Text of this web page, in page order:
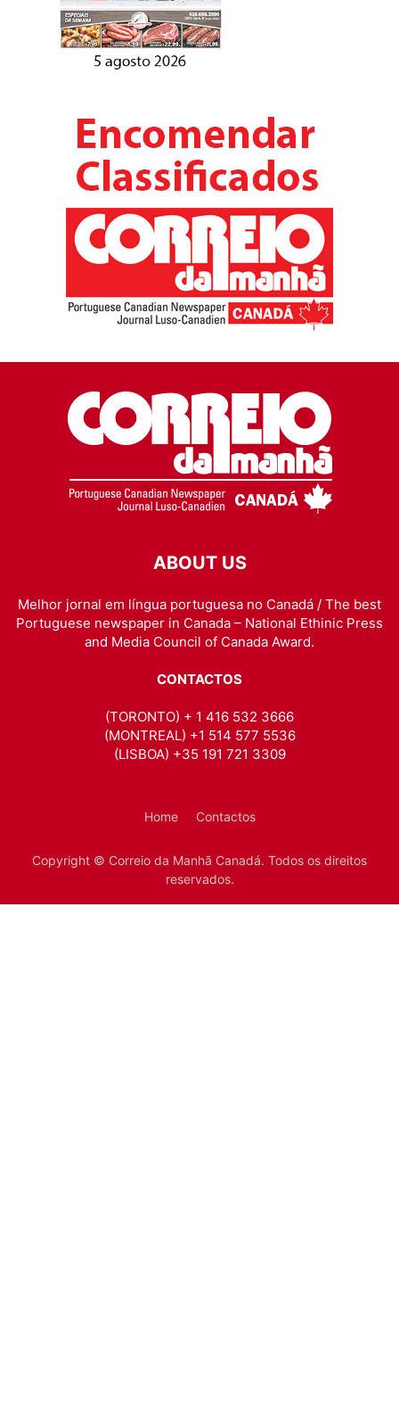
ABOUT US
Melhor jornal em língua portuguesa no Canadá / The best
Portuguese newspaper in Canada – National Ethinic Press
and Media Council of Canada Award.
CONTACTOS
(TORONTO) + 1 416 532 3666
(MONTREAL) +1 514 577 5536
(LISBOA) +35 191 721 3309
Home Contactos
Copyright © Correio da Manhã Canadá. Todos os direitos
reservados.